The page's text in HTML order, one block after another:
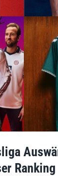
Ranking